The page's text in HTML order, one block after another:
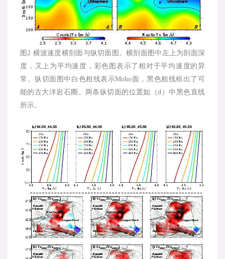
图2 横波速度横剖面与纵切面图。横剖面图中左上为剖面深
度，又上为平均速度，彩色图表示了相对于平均速度的异
常。纵切面图中白色粗线表示Moho面，黑色粗线框出了可
能的古大洋岩石圈。两条纵切面的位置如（d）中黑色直线
所示。